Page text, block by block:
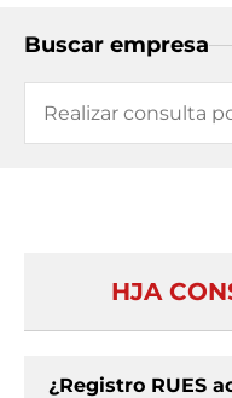
Buscar empresa
HJA
¿Registro RUES